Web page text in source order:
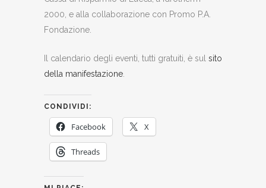
2000, e alla collaborazione con Promo P.A.
Fondazione.
Il calendario degli eventi, tutti gratuiti, è sul sito
della manifestazione
CONDIVIDI:
Facebook X
Threads